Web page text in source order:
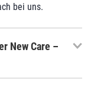
bei uns.
New Care –